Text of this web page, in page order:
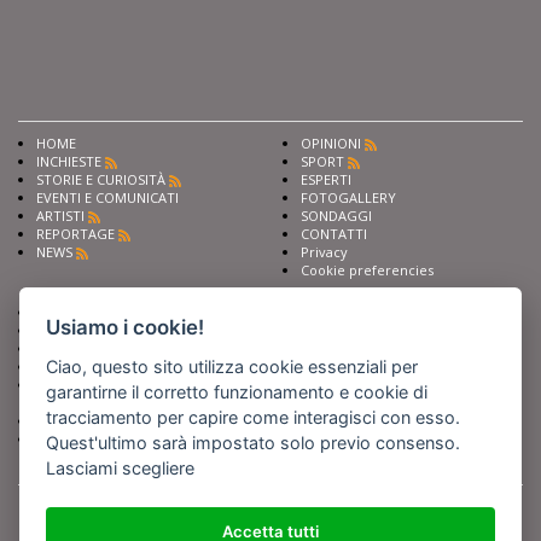
HOME
INCHIESTE
STORIE E CURIOSITÀ
EVENTI E COMUNICATI
ARTISTI
REPORTAGE
NEWS
OPINIONI
SPORT
ESPERTI
FOTOGALLERY
SONDAGGI
CONTATTI
Privacy
Cookie preferencies
Scrivi alla redazione
Sostieni Barinedita
Iscriviti al nostro corso di
giornalismo
Compra i nostri libri
Entra in Barinedita Map
Powered byNetboom
BARIREPORT s.a.s., Partita IVA 07355350724
Copyright BARIREPORT s.a.s. All rights reserved - Tutte le fotografie recanti il
Usiamo i cookie!
Ciao, questo sito utilizza cookie essenziali per
garantirne il corretto funzionamento e cookie di
tracciamento per capire come interagisci con esso.
Quest'ultimo sarà impostato solo previo consenso.
Lasciami scegliere
Accetta tutti